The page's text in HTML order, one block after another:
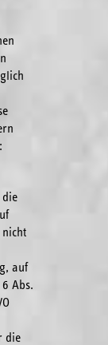
die
nicht
auf
Abs.
die